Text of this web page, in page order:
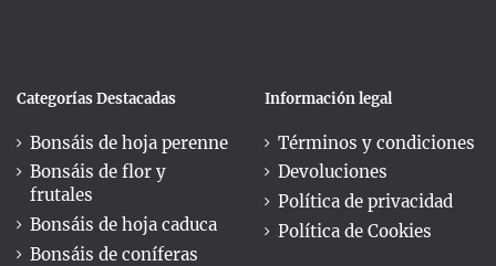
Categorías Destacadas
Bonsáis de hoja perenne
Bonsáis de flor y
frutales
Bonsáis de hoja caduca
Bonsáis de coníferas
Información legal
Términos y condiciones
Devoluciones
Política de privacidad
Política de Cookies